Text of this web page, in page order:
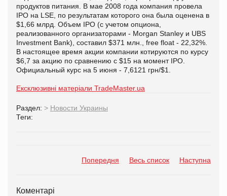
продуктов питания. В мае 2008 года компания провела
IPO на LSE, по результатам которого она была оценена в
$1,66 млрд. Объем IPO (с учетом опциона,
реализованного организаторами - Morgan Stanley и UBS
Investment Bank), составил $371 млн., free float - 22,32%.
В настоящее время акции компании котируются по курсу
$6,7 за акцию по сравнению с $15 на момент IPO.
Официальный курс на 5 июня - 7,6121 грн/$1.
Ексклюзивні матеріали TradeMaster.ua
Раздел: > Новости Украины
Теги:
Попередня Весь список Наступна
Коментарі